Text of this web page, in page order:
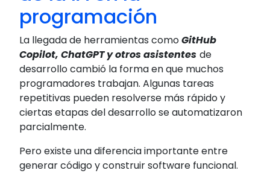
programación
La llegada de herramientas comoGitHub
Copilot, ChatGPT y otros asistentes de
desarrollo cambió la forma en que muchos
programadores trabajan. Algunas tareas
repetitivas pueden resolverse más rápido y
ciertas etapas del desarrollo se automatizaron
parcialmente.
Pero existe una diferencia importante entre
generar código y construir software funcional.